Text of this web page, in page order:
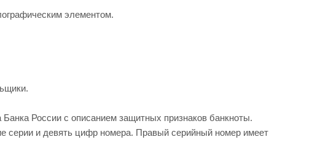
элементом.
России с описанием защитных признаков банкноты.
серии и девять цифр номера. Правый серийный номер имеет